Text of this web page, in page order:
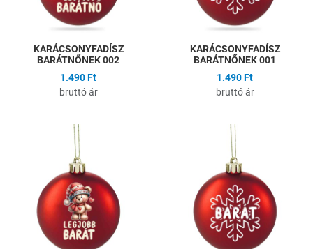
KARÁCSONYFADÍSZ
BARÁTNŐNEK 002
1.490 Ft
bruttó ár
KARÁCSONYFADÍSZ
BARÁTNŐNEK 001
1.490 Ft
bruttó ár
Hozzáadás a kívánságlistához
Gyors nézet